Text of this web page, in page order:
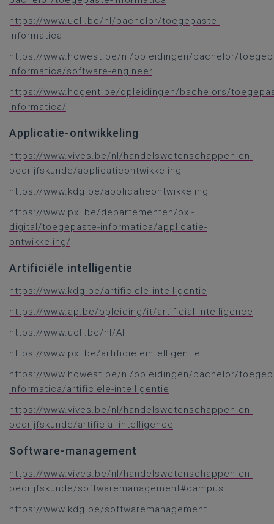
https://www.ucll.be/nl/bachelor/toegepaste-
informatica
https://www.howest.be/nl/opleidingen/bachelor/
informatica/software-engineer
https://www.hogent.be/opleidingen/bachelors/
informatica/
Applicatie-ontwikkeling
https://www.vives.be/nl/handelswetenschappen-en-
bedrijfskunde/applicatieontwikkeling
https://www.kdg.be/applicatieontwikkeling
https://www.pxl.be/departementen/pxl-
digital/toegepaste-informatica/applicatie-
ontwikkeling/
Artificiële intelligentie
https://www.kdg.be/artificiele-intelligentie
https://www.ap.be/opleiding/it/artificial-intelligence
https://www.ucll.be/nl/AI
https://www.pxl.be/artificieleintelligentie
https://www.howest.be/nl/opleidingen/bachelor/
informatica/artificiele-intelligentie
https://www.vives.be/nl/handelswetenschappen-en-
bedrijfskunde/artificial-intelligence
Software-management
https://www.vives.be/nl/handelswetenschappen-en-
bedrijfskunde/softwaremanagement#campus
https://www.kdg.be/softwaremanagement